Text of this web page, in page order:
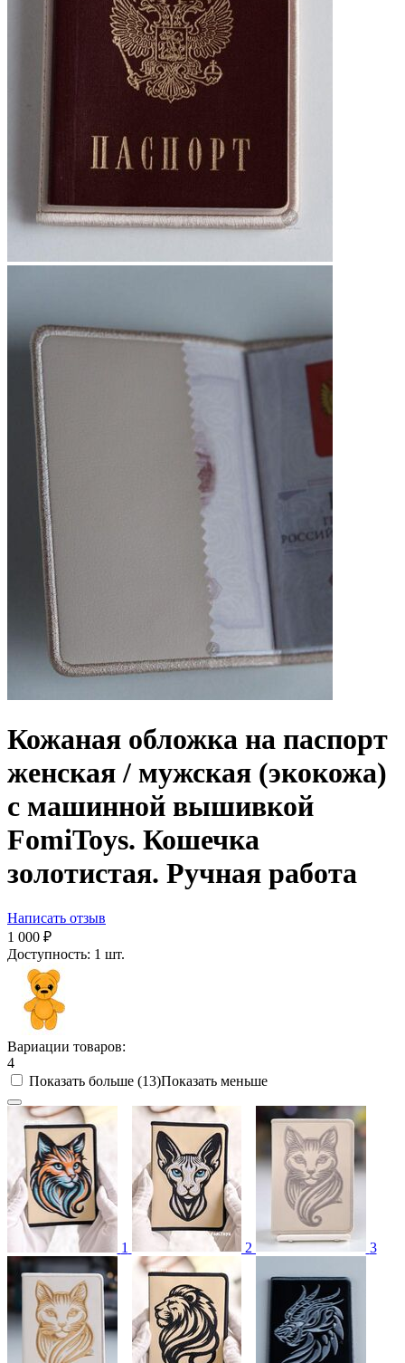
Кожаная обложка на паспорт
женская / мужская (экокожа)
с машинной вышивкой
FomiToys. Кошечка
золотистая. Ручная работа
Написать отзыв
1 000 ₽
Доступность: 1 шт.
Вариации товаров:
4
Показать больше (13)Показать меньше
1 2 3